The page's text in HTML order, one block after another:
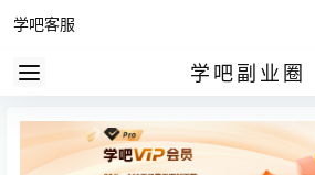
学吧客服
学吧副业圈